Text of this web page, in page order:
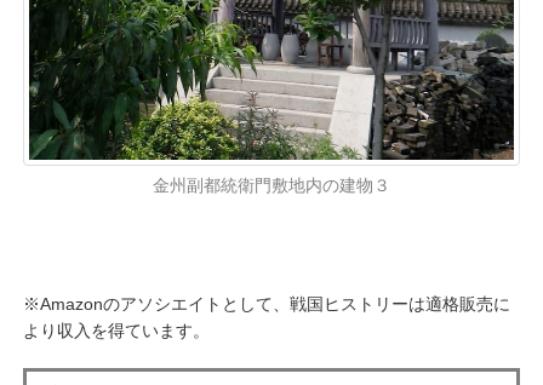
金州副都統衛門敷地内の建物３
※Amazonのアソシエイトとして、戦国ヒストリーは適格販売に
より収入を得ています。